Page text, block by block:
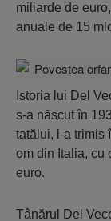
miliarde de
anuale de 15
Istoria lui Del
s-a născut în
tatălui, l-a trimis
om din Italia, cu
euro.
Tânărul Del